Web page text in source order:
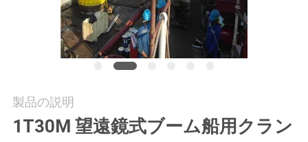
ー
製品の説明
1T30M 望遠鏡式ブーム船用クラン